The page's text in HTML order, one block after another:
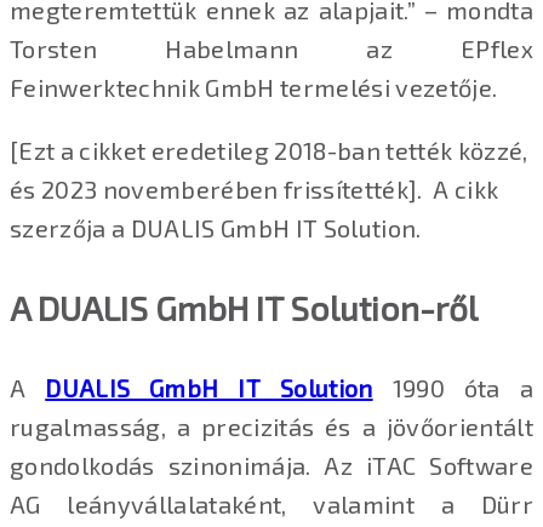
megteremtettük ennek az alapjait.” – mondta
Torsten Habelmann az EPflex
Feinwerktechnik GmbH termelési vezetője.
[Ezt a cikket eredetileg 2018-ban tették közzé,
és 2023 novemberében frissítették]. A cikk
szerzőja a DUALIS GmbH IT Solution.
A DUALIS GmbH IT Solution-ről
A DUALIS GmbH IT Solution 1990 óta a
rugalmasság, a precizitás és a jövőorientált
gondolkodás szinonimája. Az iTAC Software
AG leányvállalataként, valamint a Dürr